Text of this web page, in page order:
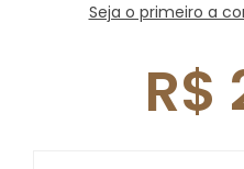
Seja o primeiro a
R$